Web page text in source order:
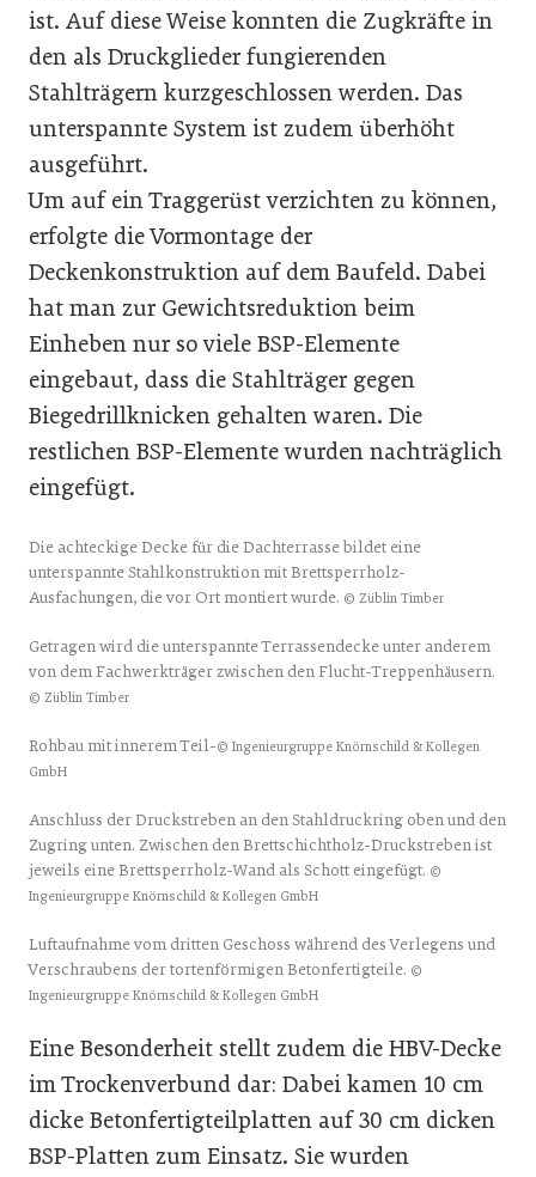
ist. Auf diese Weise konnten die Zugkräfte in
den als Druckglieder fungierenden
Stahlträgern kurzgeschlossen werden. Das
unterspannte System ist zudem überhöht
ausgeführt.
Um auf ein Traggerüst verzichten zu können,
erfolgte die Vormontage der
Deckenkonstruktion auf dem Baufeld. Dabei
hat man zur Gewichtsreduktion beim
Einheben nur so viele BSP-Elemente
eingebaut, dass die Stahlträger gegen
Biegedrillknicken gehalten waren. Die
restlichen BSP-Elemente wurden nachträglich
eingefügt.
Die achteckige Decke für die Dachterrasse bildet eine
unterspannte Stahlkonstruktion mit Brettsperrholz-
Ausfachungen, die vor Ort montiert wurde. © Züblin Timber
Getragen wird die unterspannte Terrassendecke unter anderem
von dem Fachwerkträger zwischen den Flucht-Treppenhäusern.
© Züblin Timber
Rohbau mit innerem Teil-© Ingenieurgruppe Knörnschild & Kollegen
GmbH
Anschluss der Druckstreben an den Stahldruckring oben und den
Zugring unten. Zwischen den Brettschichtholz-Druckstreben ist
jeweils eine Brettsperrholz-Wand als Schott eingefügt. ©
Ingenieurgruppe Knörnschild & Kollegen GmbH
Luftaufnahme vom dritten Geschoss während des Verlegens und
Verschraubens der tortenförmigen Betonfertigteile. ©
Ingenieurgruppe Knörnschild & Kollegen GmbH
Eine Besonderheit stellt zudem die HBV-Decke
im Trockenverbund dar: Dabei kamen 10 cm
dicke Betonfertigteilplatten auf 30 cm dicken
BSP-Platten zum Einsatz. Sie wurden